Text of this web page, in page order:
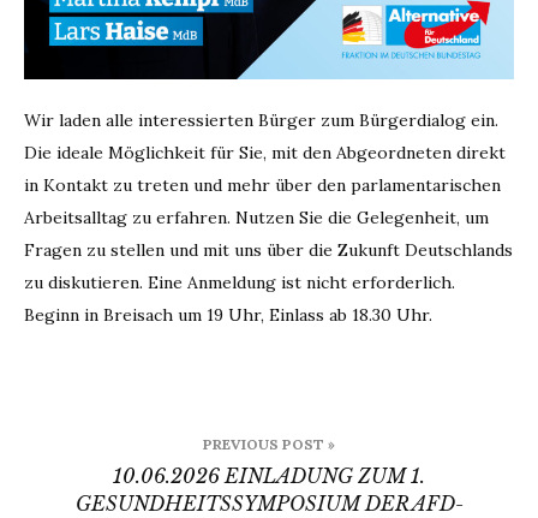
Wir laden alle interessierten Bürger zum Bürgerdialog ein.
Die ideale Möglichkeit für Sie, mit den Abgeordneten direkt
in Kontakt zu treten und mehr über den parlamentarischen
Arbeitsalltag zu erfahren. Nutzen Sie die Gelegenheit, um
Fragen zu stellen und mit uns über die Zukunft Deutschlands
zu diskutieren. Eine Anmeldung ist nicht erforderlich.
Beginn in Breisach um 19 Uhr, Einlass ab 18.30 Uhr.
PREVIOUS POST »
10.06.2026 EINLADUNG ZUM 1.
GESUNDHEITSSYMPOSIUM DER AFD-